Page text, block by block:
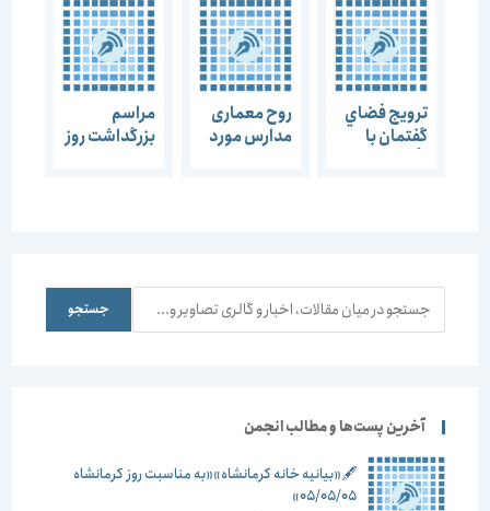
ترويج فضاي
گفتمان با
مي‌کند.
روح معماری
مدارس مورد
نیست كه از
آموزش و
مراسم
بزرگداشت روز
است تا وقتی
جستجو جستجو
آخرین پست‌ها و مطالب انجمن
🖋️«بیانیه خانه کرمانشاه»«به مناسبت روز کرمانشاه
۰۵/۰۵/۰۵»